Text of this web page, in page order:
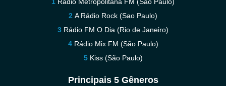
A Rádio Rock (Sao Paulo)
Rádio FM O Dia (Rio de Janeiro)
Rádio Mix FM (São Paulo)
Kiss (São Paulo)
Principais 5 Gêneros